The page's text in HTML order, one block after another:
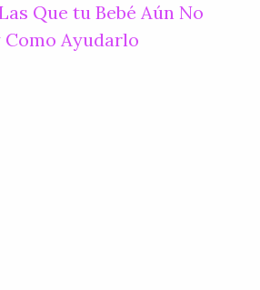
Que tu Bebé Aún No
Como Ayudarlo